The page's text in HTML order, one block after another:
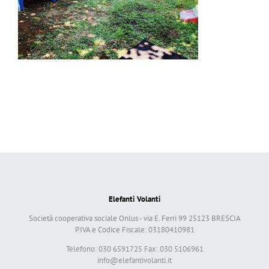
Elefanti Volanti
Società cooperativa sociale Onlus - via E. Ferri 99 25123 BRESCIA
P.IVA e Codice Fiscale: 03180410981
Telefono: 030 6591725 Fax: 030 5106961
info@elefantivolanti.it